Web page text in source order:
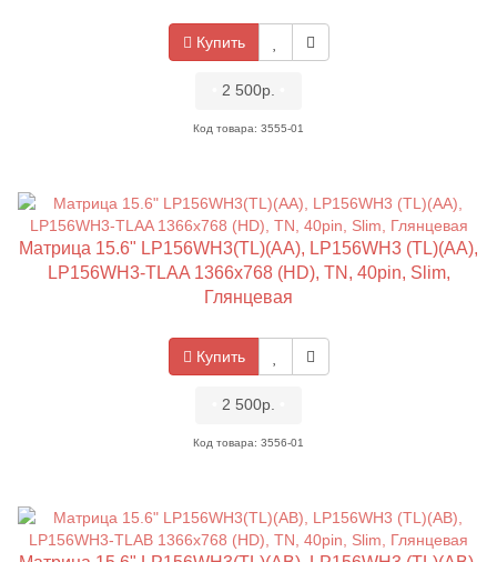
Купить
2 500р.
Код товара: 3555-01
Матрица 15.6" LP156WH3(TL)(AA), LP156WH3 (TL)(AA),
LP156WH3-TLAA 1366x768 (HD), TN, 40pin, Slim,
Глянцевая
Купить
2 500р.
Код товара: 3556-01